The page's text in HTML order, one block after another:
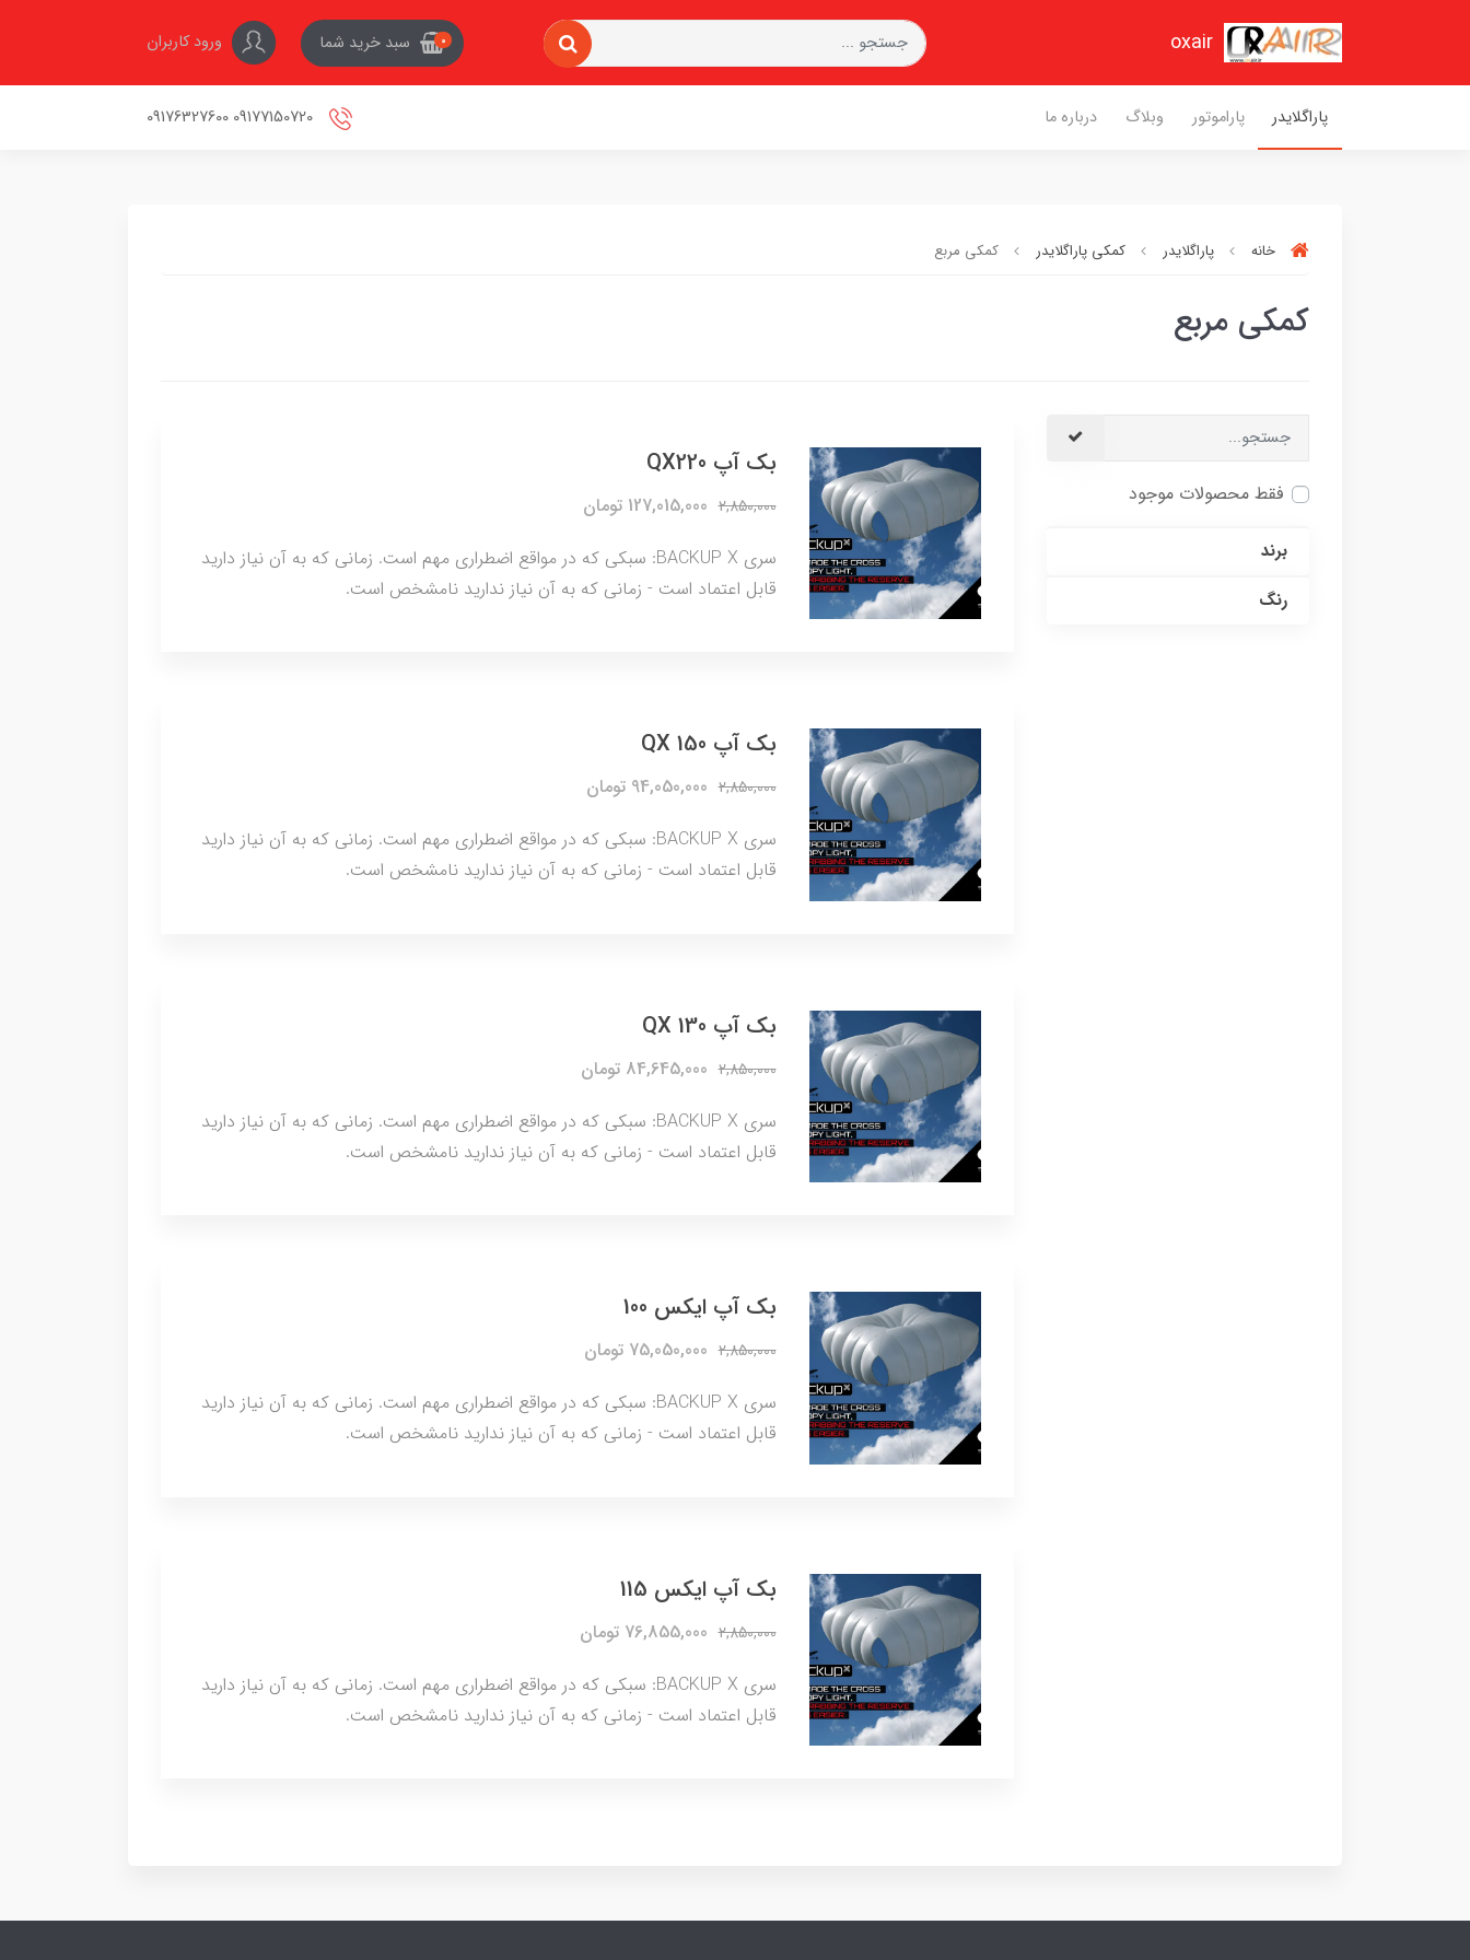
oxair
0 سبد خرید شما ورود کاربران
پاراگلایدر پاراموتور وبلاگ درباره ما
خانه پاراگلایدر کمکی پاراگلایدر کمکی مربع
کمکی مربع
فقط محصولات موجود
برند
رنگ
بک آپ QX220
2,850,000 127,015,000 تومان
سری BACKUP X: سبکی که در مواقع اضطراری مهم است. زمانی که به آن نیاز دارید
قابل اعتماد است - زمانی که به آن نیاز ندارید نامشخص است.
بک آپ QX 150
2,850,000 94,050,000 تومان
سری BACKUP X: سبکی که در مواقع اضطراری مهم است. زمانی که به آن نیاز دارید
قابل اعتماد است - زمانی که به آن نیاز ندارید نامشخص است.
بک آپ QX 130
2,850,000 84,645,000 تومان
سری BACKUP X: سبکی که در مواقع اضطراری مهم است. زمانی که به آن نیاز دارید
قابل اعتماد است - زمانی که به آن نیاز ندارید نامشخص است.
بک آپ ایکس 100
2,850,000 75,050,000 تومان
سری BACKUP X: سبکی که در مواقع اضطراری مهم است. زمانی که به آن نیاز دارید
قابل اعتماد است - زمانی که به آن نیاز ندارید نامشخص است.
بک آپ ایکس 115
2,850,000 76,855,000 تومان
سری BACKUP X: سبکی که در مواقع اضطراری مهم است. زمانی که به آن نیاز دارید
قابل اعتماد است - زمانی که به آن نیاز ندارید نامشخص است.